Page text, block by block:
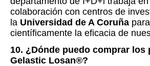
colaboración con centros de
la Universidad de A Coruña
científicamente la eficacia de
10. ¿Dónde puedo comprar los
Gelastic Losan®?